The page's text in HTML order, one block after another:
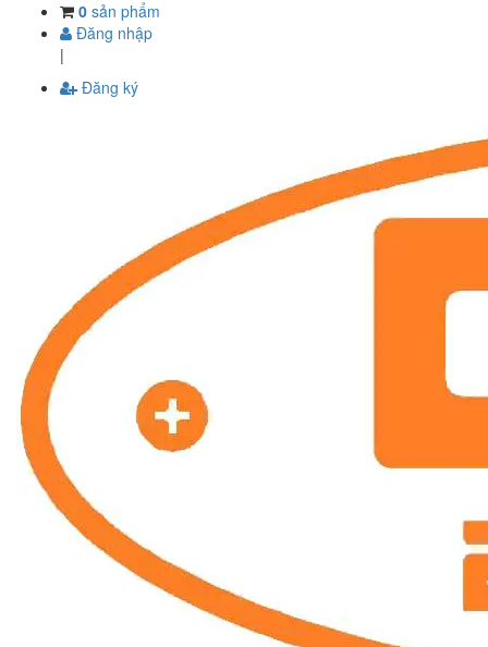
0 sản phẩm
Đăng nhập
|
Đăng ký